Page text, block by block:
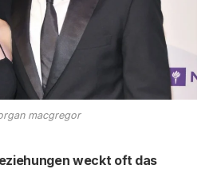
macgregor
weckt oft das